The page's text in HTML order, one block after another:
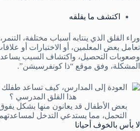
اكتشف ما يقلقه
وراء القلق الذي ينتابه أسباب مختلفة،
تعامل بعض المعلمين، أو الاختبارات أو
وصعوبات التحصيل، واكتشاف السبب
المشكلة، وفق موقع “ذا كونفرسيشن”.
بعض الأطفال قد يعانون منها بشكل
التحمل، مما يستدعي التدخل
لا بأس بالخوف أحيانا